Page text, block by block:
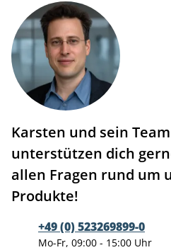
Karsten und sein Team
unterstützen dich
allen Fragen rund um
Produkte!
+49 (0) 523269899-0
Mo-Fr, 09:00 - 15:00 Uhr